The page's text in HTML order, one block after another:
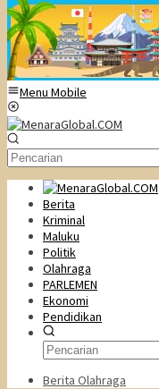
Menu Mobile
Berita
Kriminal
Maluku
Politik
Olahraga
PARLEMEN
Ekonomi
Pendidikan
Berita Olahraga